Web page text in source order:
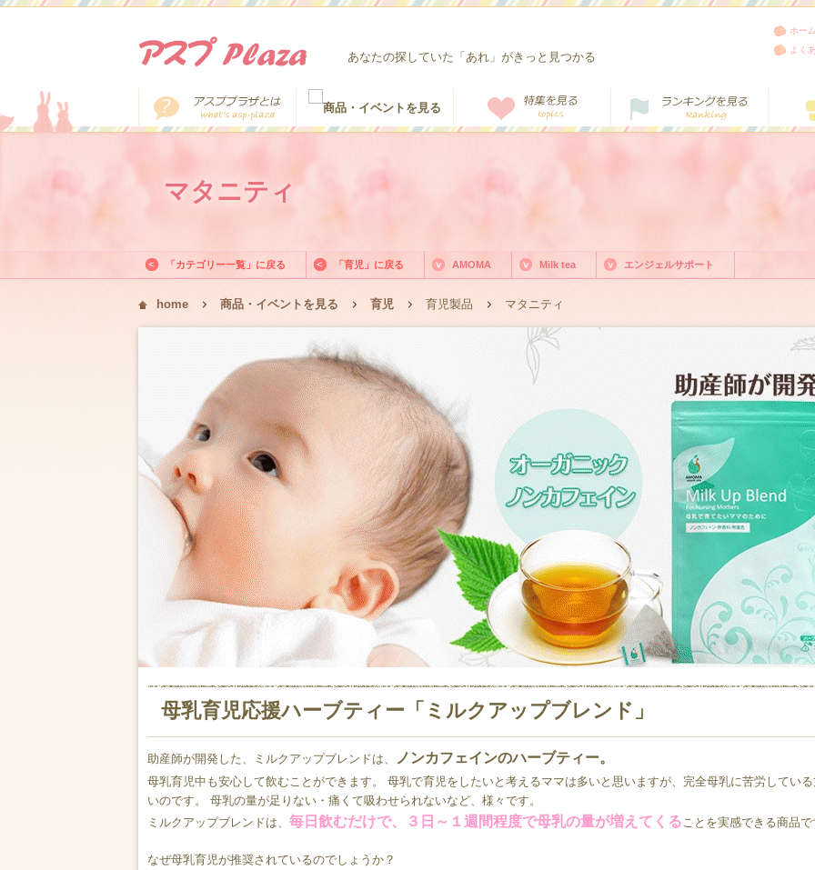
あなたの探していた「あれ」がきっと見つかる
ホー
よく
マタニティ
「カテゴリー一覧」に戻る 「育児」に戻る AMOMA Milk tea エンジェルサポート
home 商品・イベントを見る 育児 育児製品 マタニティ
母乳育児応援ハーブティー「ミルクアップブレンド」
助産師が開発した、ミルクアップブレンドは、 ノンカフェインのハーブティー。
母乳育児中も安心して飲むことができます。 母乳で育児をしたいと考えるママは多いと思いますが、完全母乳に苦労してい
いのです。 母乳の量が足りない・痛くて吸わせられないなど、様々です。
ミルクアップブレンドは、 毎日飲むだけで、３日～１週間程度で母乳の量が増えてくることを実感できる商品で
なぜ母乳育児が推奨されているのでしょうか？